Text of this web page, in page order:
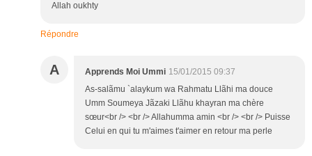
Allah oukhty
Répondre
A Apprends Moi Ummi 15/01/2015 09:37
As-salãmu `alaykum wa Rahmatu Llãhi ma douce
Umm Soumeya Jãzaki Llãhu khayran ma chère
sœur<br /> <br /> Allahumma amin <br /> <br /> Puisse
Celui en qui tu m'aimes t'aimer en retour ma perle